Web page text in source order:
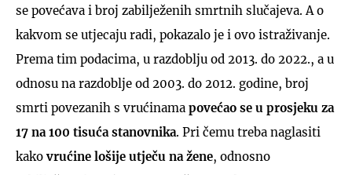
se povećava i broj zabilježenih smrtnih slučajeva. A o
kakvom se utjecaju radi, pokazalo je i ovo istraživanje.
Prema tim podacima, u razdoblju od 2013. do 2022., a u
odnosu na razdoblje od 2003. do 2012. godine, broj
smrti povezanih s vrućinama povećao se u prosjeku za
17 na 100 tisuća stanovnika. Pri čemu treba naglasiti
kakovrućine lošije utječu na žene, odnosno